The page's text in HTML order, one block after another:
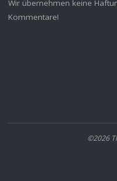
Wir übernehmen keine
Kommentare!
©2026